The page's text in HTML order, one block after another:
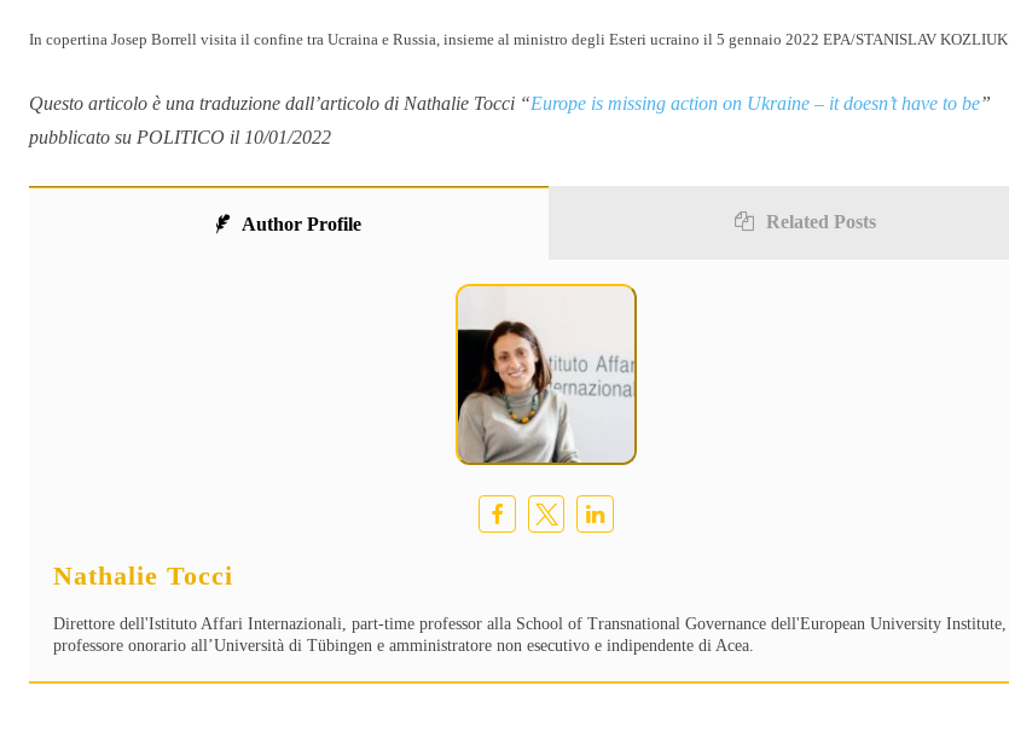
In copertina Josep Borrell visita il confine tra Ucraina e Russia, insieme al ministro degli Esteri ucraino il 5 gennaio 2022 EPA/STANISLAV KOZLIUK
Questo articolo è una traduzione dall’articolo di Nathalie Tocci “Europe is missing action on Ukraine – it doesn’t have to be”
pubblicato su POLITICO il 10/01/2022
Author Profile Related Posts
Nathalie Tocci
Direttore dell'Istituto Affari Internazionali, part-time professor alla School of Transnational Governance dell'European University Institute,
professore onorario all’Università di Tübingen e amministratore non esecutivo e indipendente di Acea.